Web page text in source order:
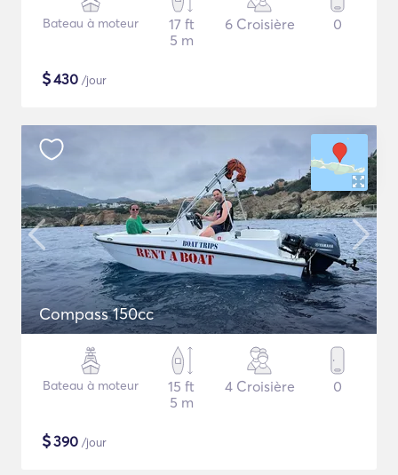
Bateau à moteur
17 ft
5 m
6 Croisière 0
$430 /jour
Compass 150cc
Bateau à moteur
15 ft
5 m
4 Croisière 0
$390 /jour